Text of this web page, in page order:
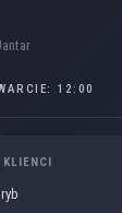
12:00